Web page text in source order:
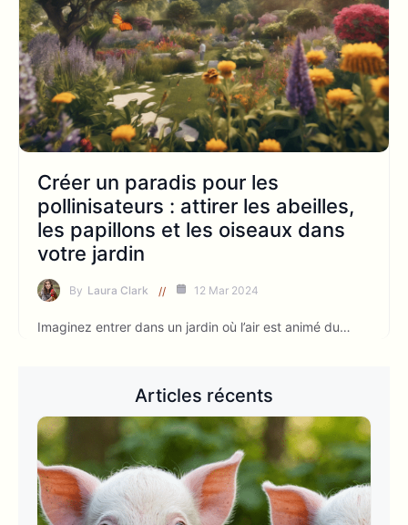
Créer un paradis pour les
pollinisateurs : attirer les abeilles,
les papillons et les oiseaux dans
votre jardin
By Laura Clark 12 Mar 2024
Imaginez entrer dans un jardin où l’air est animé du…
Articles récents